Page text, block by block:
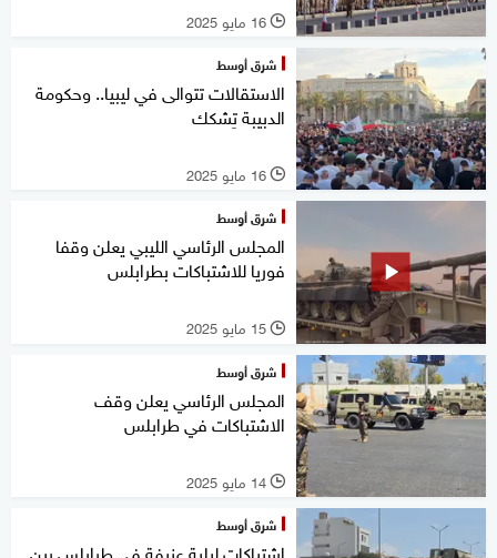
l 16 مايو 2025
شرق أوسط
الاستقالات تتوالى في ليبيا.. وحكومة
الدبيبة تِشكك
l 16 مايو 2025
شرق أوسط
المجلس الرئاسي الليبي يعلن وقفا
فوريا للاشتباكات بطرابلس
l 15 مايو 2025
شرق أوسط
المجلس الرئاسي يعلن وقف
الاشتباكات في طرابلس
l 14 مايو 2025
شرق أوسط
اشتباكات ليلية عنيفة في طرابلس بين